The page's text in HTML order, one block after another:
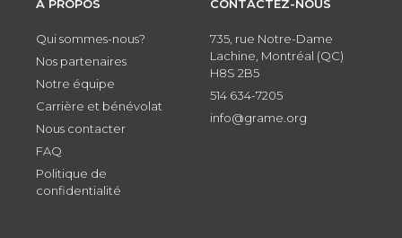
À PROPOS
Qui sommes-nous?
Nos partenaires
Notre équipe
Carrière et bénévolat
Nous contacter
FAQ
Politique de
confidentialité
CONTACTEZ-NOUS
735, rue Notre-Dame
Lachine, Montréal (QC)
H8S 2B5
514 634-7205
info@grame.org